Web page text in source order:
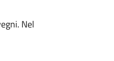
Nel